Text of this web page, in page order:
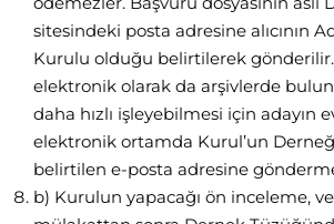
sitesindeki posta adresine alıcının
Kurulu olduğu belirtilerek gönderilir.
elektronik olarak da arşivlerde
daha hızlı işleyebilmesi için adayın
elektronik ortamda Kurul’un
belirtilen e-posta adresine
b) Kurulun yapacağı ön inceleme,